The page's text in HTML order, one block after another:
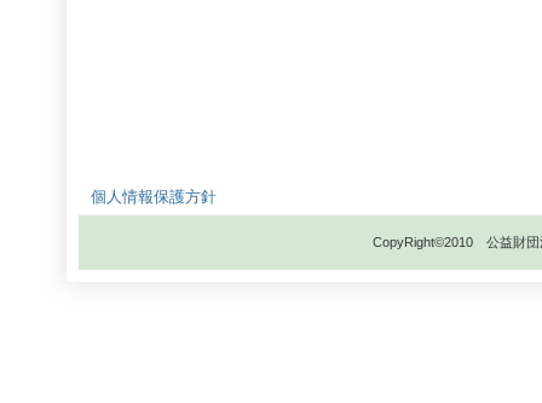
個人情報保護方針
CopyRight©2010 公益財団